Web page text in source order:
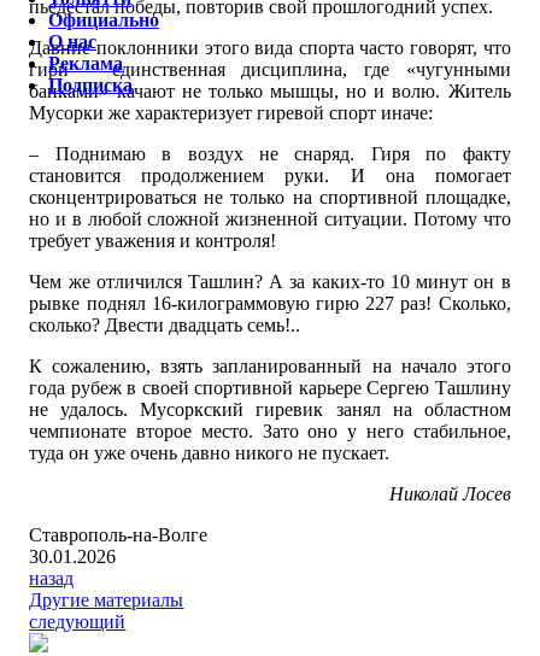
пьедестал победы, повторив свой прошлогодний успех.
Давние поклонники этого вида спорта часто говорят, что
гири – единственная дисциплина, где «чугунными
банками» качают не только мышцы, но и волю. Житель
Мусорки же характеризует гиревой спорт иначе:
– Поднимаю в воздух не снаряд. Гиря по факту
становится продолжением руки. И она помогает
сконцентрироваться не только на спортивной площадке,
но и в любой сложной жизненной ситуации. Потому что
требует уважения и контроля!
Чем же отличился Ташлин? А за каких-то 10 минут он в
рывке поднял 16-килограммовую гирю 227 раз! Сколько,
сколько? Двести двадцать семь!..
К сожалению, взять запланированный на начало этого
года рубеж в своей спортивной карьере Сергею Ташлину
не удалось. Мусоркский гиревик занял на областном
чемпионате второе место. Зато оно у него стабильное,
туда он уже очень давно никого не пускает.
Николай Лосев
Ставрополь-на-Волге
30.01.2026
назад
Другие материалы
следующий
Официально
О нас
Реклама
Подписка